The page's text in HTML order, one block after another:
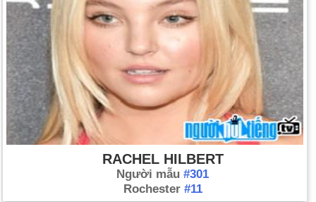
RACHEL HILBERT
Người mẫu #301
Rochester #11